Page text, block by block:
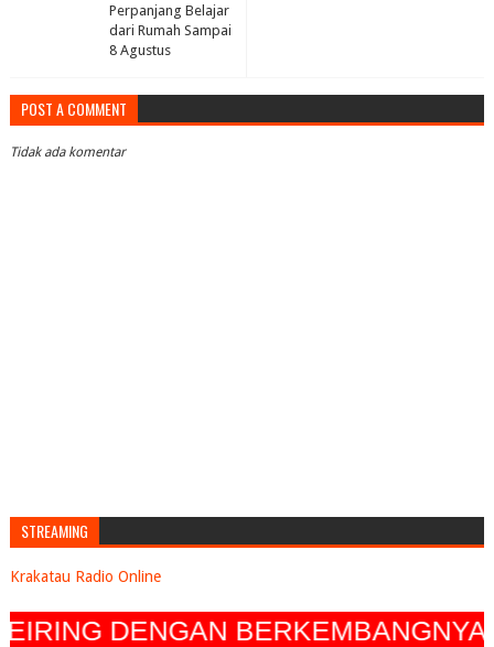
Perpanjang Belajar
dari Rumah Sampai
8 Agustus
POST A COMMENT
Tidak ada komentar
STREAMING
Krakatau Radio Online
DENGAN BERKEMBANGNYA